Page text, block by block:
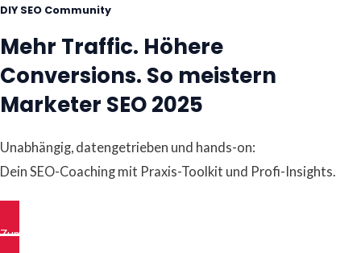
DIY SEO Community
Mehr Traffic. Höhere
Conversions. So meistern
Marketer SEO 2025
Unabhängig, datengetrieben und hands-on:
Dein SEO-Coaching mit Praxis-Toolkit und Profi-Insights.
Zum kostenfreien “Pareto SEO” Kurs